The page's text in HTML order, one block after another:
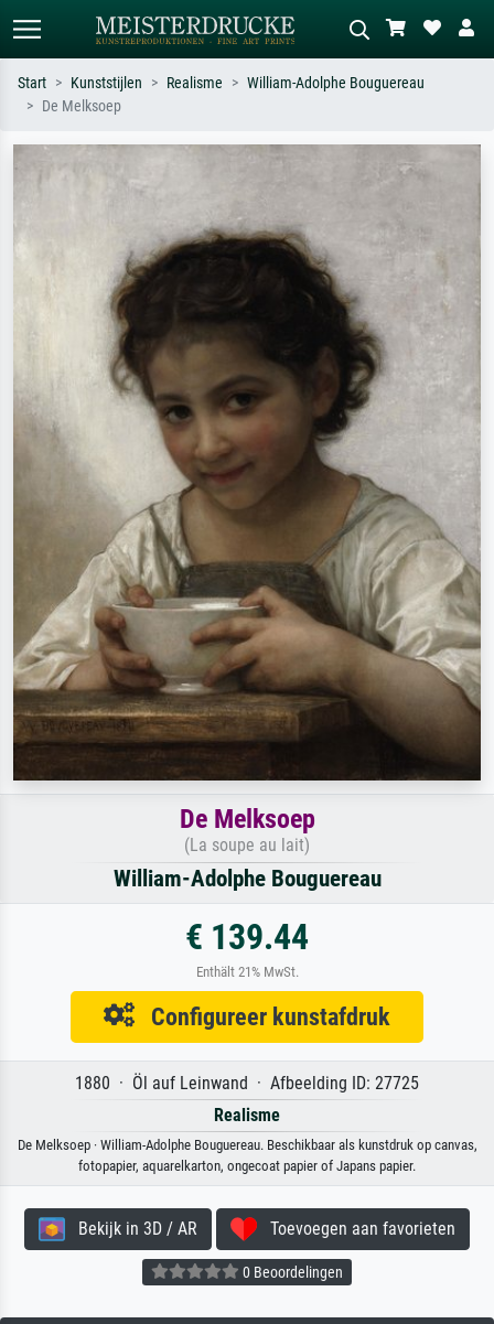
Monet, Sterrennacht, impressionisme,
Beschrijf de scène – bijv. groene
weide, abstract met veel rood, donker
een boom.
Start Kunststijlen Realisme
William-Adolphe Bouguereau
De Melksoep
De Melksoep
(La soupe au lait)
William-Adolphe Bouguereau
€ 139.44
Enthält 21% MwSt.
Configureer kunstafdruk
1880 · Öl auf Leinwand · Afbeelding ID: 27725
Realisme
De Melksoep · William-Adolphe Bouguereau. Beschikbaar als kunstdruk op canvas,
fotopapier, aquarelkarton, ongecoat papier of Japans papier.
Bekijk in 3D / AR Toevoegen aan favorieten
0 Beoordelingen